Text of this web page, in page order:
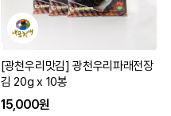
[광천우리맛김] 광천우리파래전장
김 20g x 10봉
15,000원